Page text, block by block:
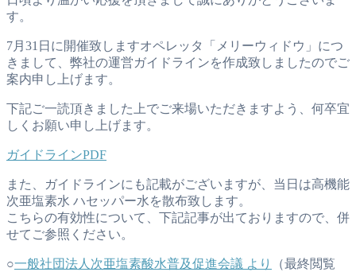
す。
7月31日に開催致しますオペレッタ「メリーウィドウ」につ
きまして、弊社の運営ガイドラインを作成致しましたのでご
案内申し上げます。
下記ご一読頂きました上でご来場いただきますよう、何卒宜
しくお願い申し上げます。
ガイドラインPDF
また、ガイドラインにも記載がございますが、当日は高機能
次亜塩素水 ハセッパー水を散布致します。
こちらの有効性について、下記記事が出ておりますので、併
せてご参照ください。
○一般社団法人次亜塩素酸水普及促進会議 より
（最終閲覧